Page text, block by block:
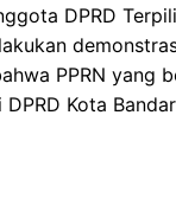
DPRD
PPRN yang
Kota